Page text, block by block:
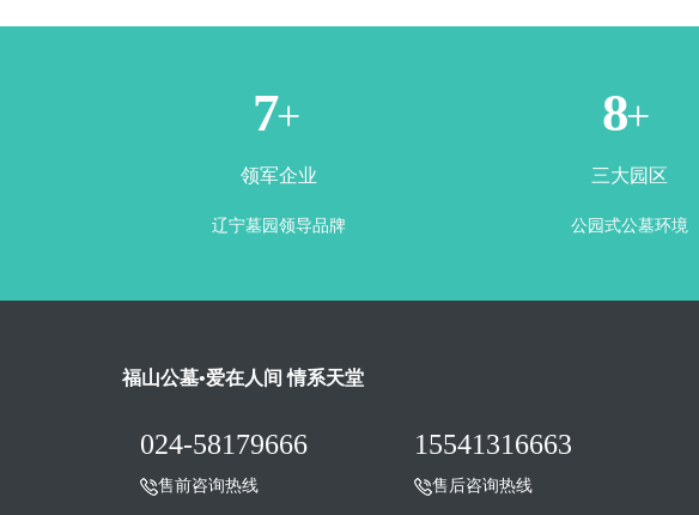
1+
领军企业
辽宁墓园领导品牌
3+
三大园区
公园式公墓环境
福山公墓•爱在人间 情系天堂
024-58179666
售前咨询热线
15541316663
售后咨询热线